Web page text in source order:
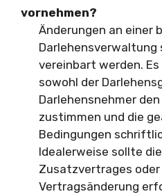
vornehmen?
Änderungen an einer
vereinbart werden.
sowohl der
Darlehensnehmer
zustimmen und die
Bedingungen
Idealerweise sollte
Zusatzvertrages oder
Vertragsänderung